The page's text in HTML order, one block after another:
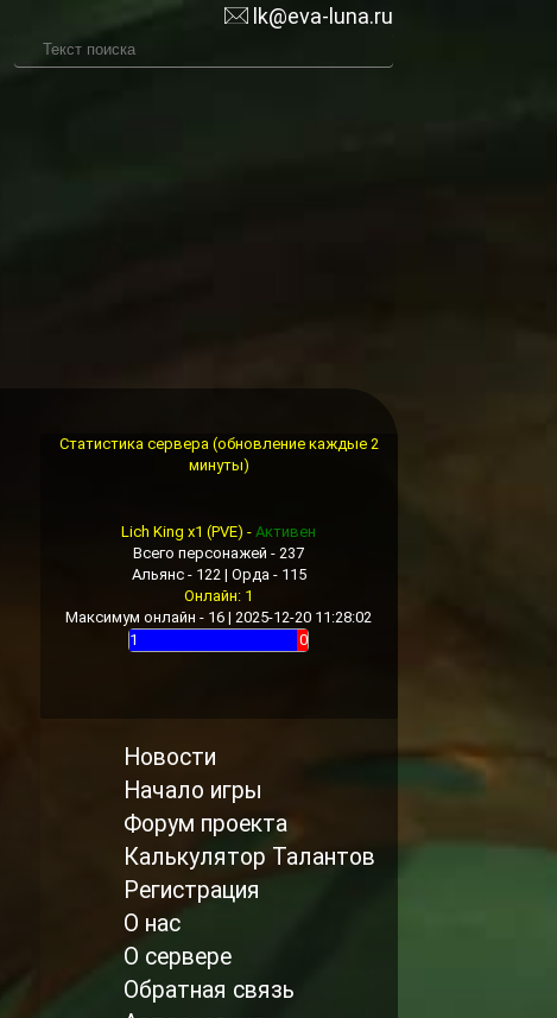
lk@eva-luna.ru
Статистика сервера (обновление каждые 2
минуты)
Lich King x1 (PVE) -Активен
Всего персонажей - 237
Альянс - 122 | Орда - 115
Онлайн: 1
Максимум онлайн - 16 | 2025-12-20 11:28:02
1
0
Новости
Начало игры
Форум проекта
Калькулятор Талантов
Регистрация
О нас
О сервере
Обратная связь